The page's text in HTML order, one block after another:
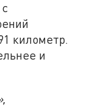
километр.
и